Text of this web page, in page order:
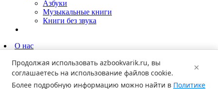
Азбуки
Музыкальные книги
Книги без звука
О нас
Родителям
Новости
×
Продолжая использовать azbookvarik.ru, вы
соглашаетесь на использование файлов cookie.
Более подробную информацию можно найти в Политике